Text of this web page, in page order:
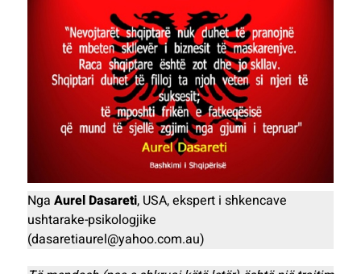
Nga Aurel Dasareti, USA, ekspert i shkencave
ushtarake-psikologjike
(dasaretiaurel@yahoo.com.au)